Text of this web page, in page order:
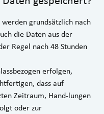
grundsätzlich nach
die Daten aus der
Regel nach 48 Stunden
erfolgen,
dass auf
Zeitraum, Hand-lungen
oder zur